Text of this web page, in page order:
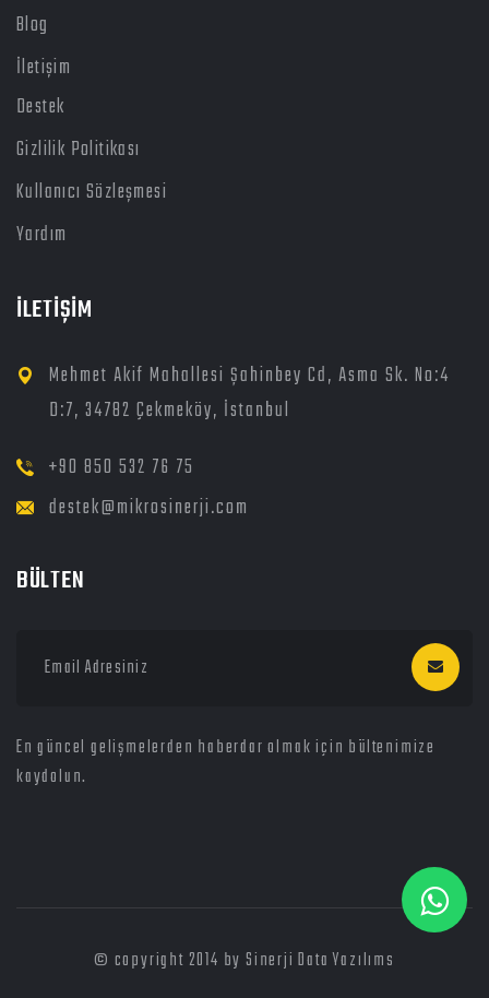
Blog
İletişim
Destek
Gizlilik Politikası
Kullanıcı Sözleşmesi
Yardım
İLETİŞİM
Mehmet Akif Mahallesi Şahinbey Cd, Asma Sk. No:4
D:7, 34782 Çekmeköy, İstanbul
+90 850 532 76 75
destek@mikrosinerji.com
BÜLTEN
En güncel gelişmelerden haberdar olmak için bültenimize
kaydolun.
© copyright 2014 by Sinerji Data Yazılıms